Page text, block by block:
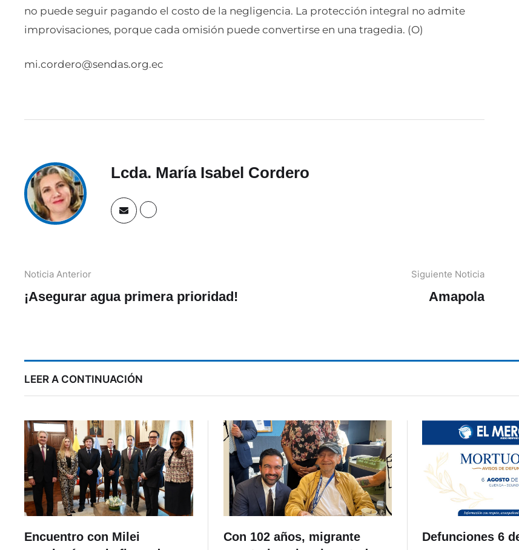
no puede seguir pagando el costo de la negligencia. La protección integral no admite
improvisaciones, porque cada omisión puede convertirse en una tragedia. (O)
mi.cordero@sendas.org.ec
Lcda. María Isabel Cordero
Noticia Anterior
¡Asegurar agua primera prioridad!
Siguiente Noticia
Amapola
LEER A CONTINUACIÓN
Encuentro con Milei
Con 102 años, migrante
Defunciones 6